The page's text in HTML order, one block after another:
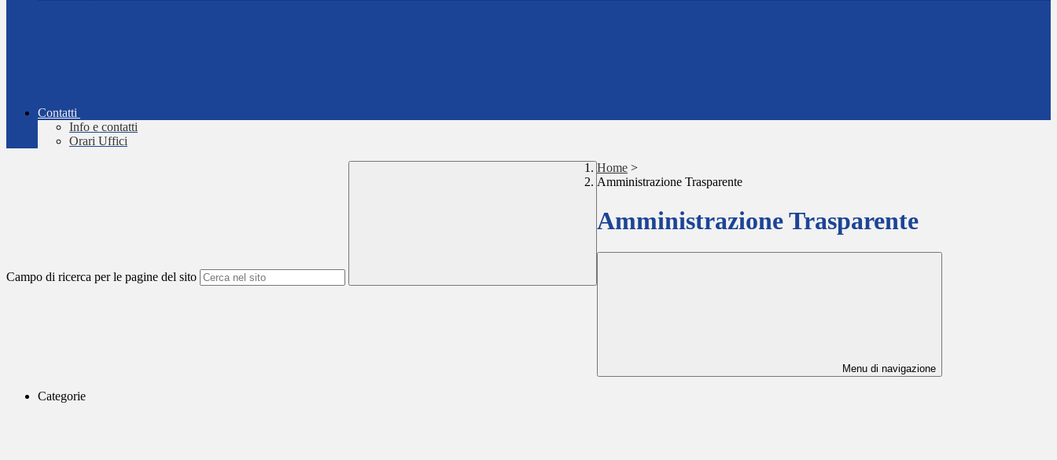
Contatti
Info e contatti
Orari Uffici
Campo di ricerca per le pagine del sito
Home >
Amministrazione Trasparente
Amministrazione Trasparente
Menu di navigazione
Categorie